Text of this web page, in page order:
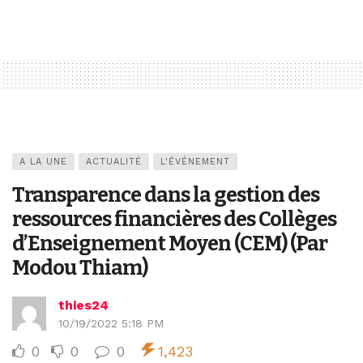
A LA UNE ACTUALITÉ L'ÉVÉNEMENT
Transparence dans la gestion des
ressources financières des Collèges
d’Enseignement Moyen (CEM) (Par
Modou Thiam)
thies24
10/19/2022 5:18 PM
0 0 0 1,423